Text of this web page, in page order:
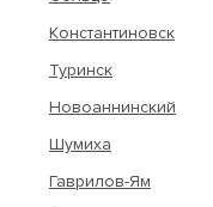
Константиновск
Туринск
Новоаннинский
Шумиха
Гаврилов-Ям